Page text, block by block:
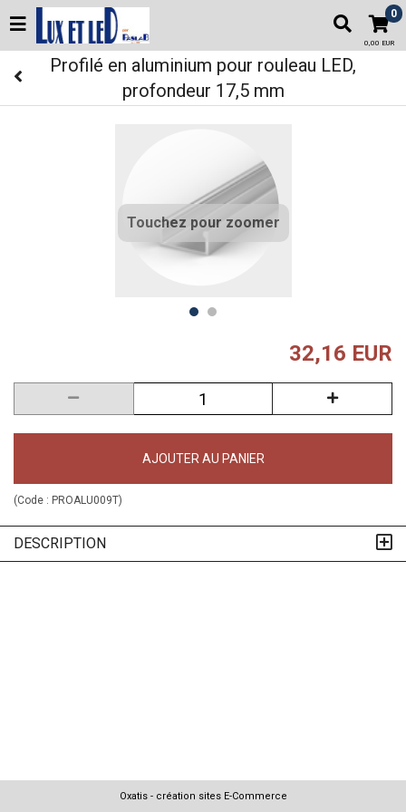
0
0,00 EUR
Profilé en aluminium pour rouleau LED,
profondeur 17,5 mm
Touchez pour zoomer
32,16 EUR
AJOUTER AU PANIER
(Code : PROALU009T)
DESCRIPTION
Oxatis - création sites E-Commerce